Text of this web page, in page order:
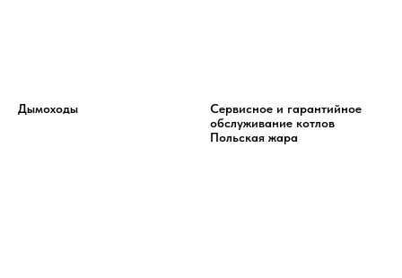
Дымоходы
Сервисное и гарантийное
обслуживание котлов
Польская жара